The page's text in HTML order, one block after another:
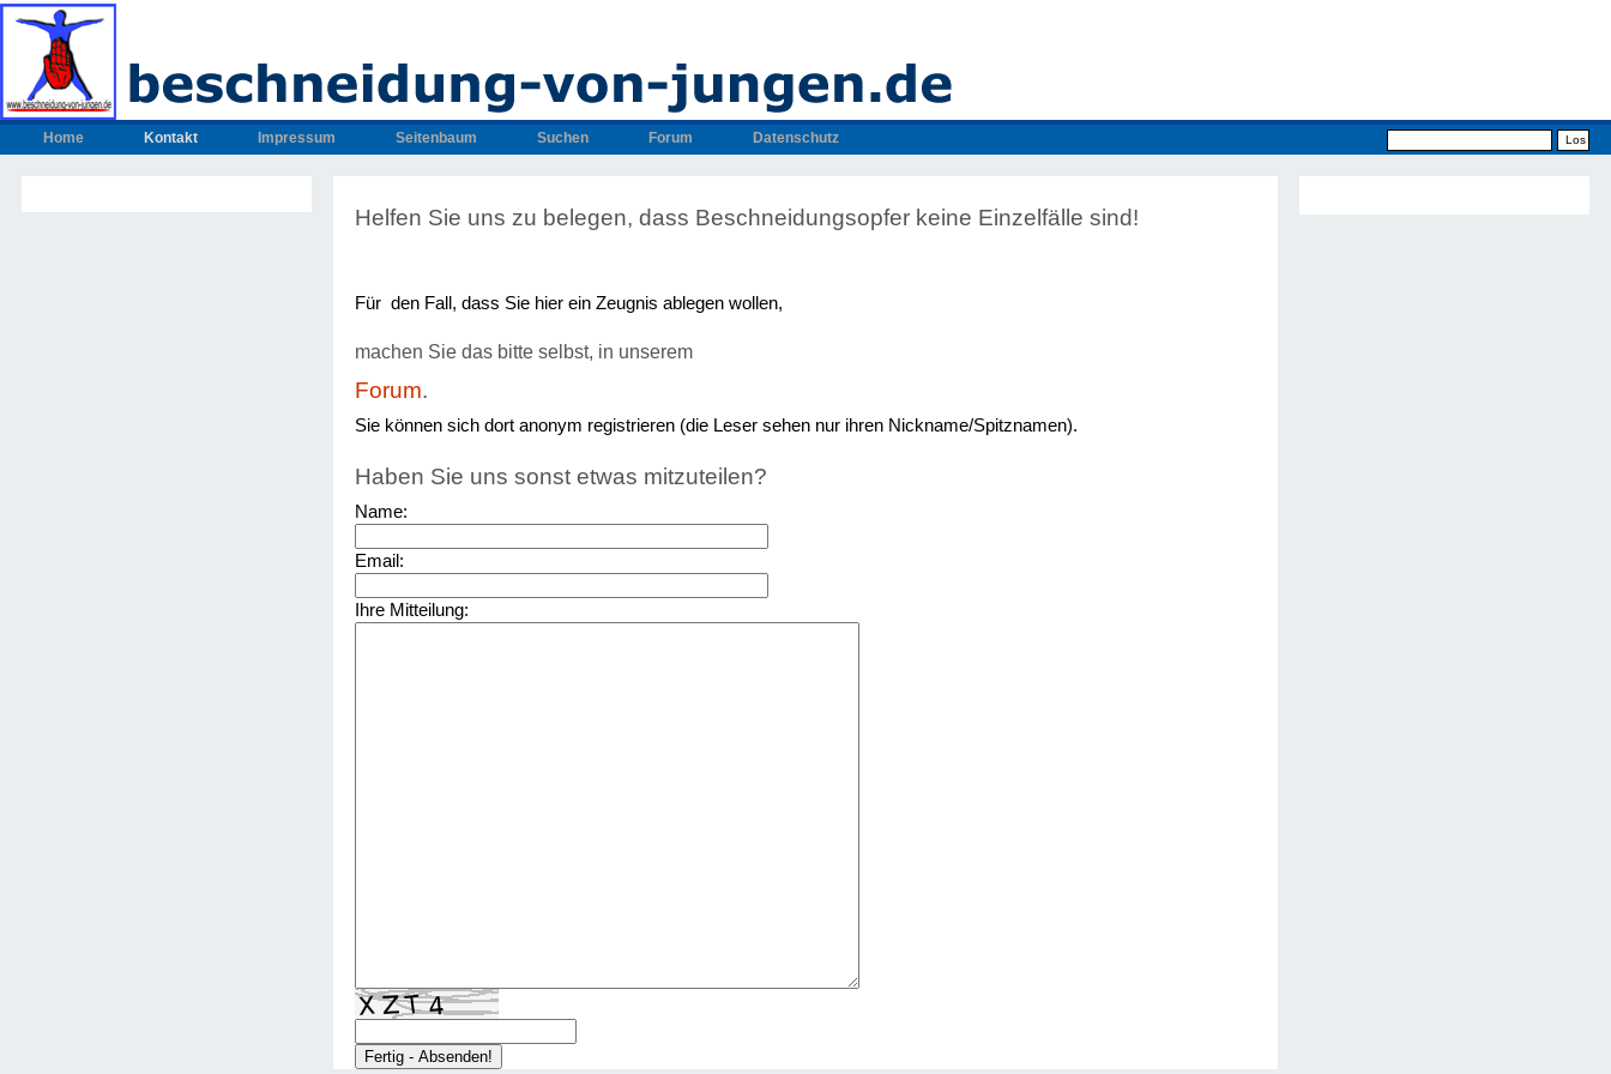
Home Kontakt Impressum Seitenbaum Suchen Forum Datenschutz
Helfen Sie uns zu belegen, dass Beschneidungsopfer keine Einzelfälle sind!
Für den Fall, dass Sie hier ein Zeugnis ablegen wollen,
machen Sie das bitte selbst, in unserem
Forum.
Sie können sich dort anonym registrieren (die Leser sehen nur ihren Nickname/Spitznamen).
Haben Sie uns sonst etwas mitzuteilen?
Name:
Email:
Ihre Mitteilung: